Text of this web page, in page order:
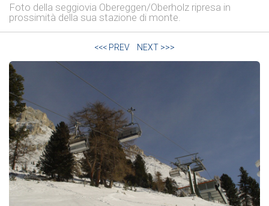
Foto della seggiovia Obereggen/Oberholz ripresa in
prossimità della sua stazione di monte.
<<< PREV NEXT >>>